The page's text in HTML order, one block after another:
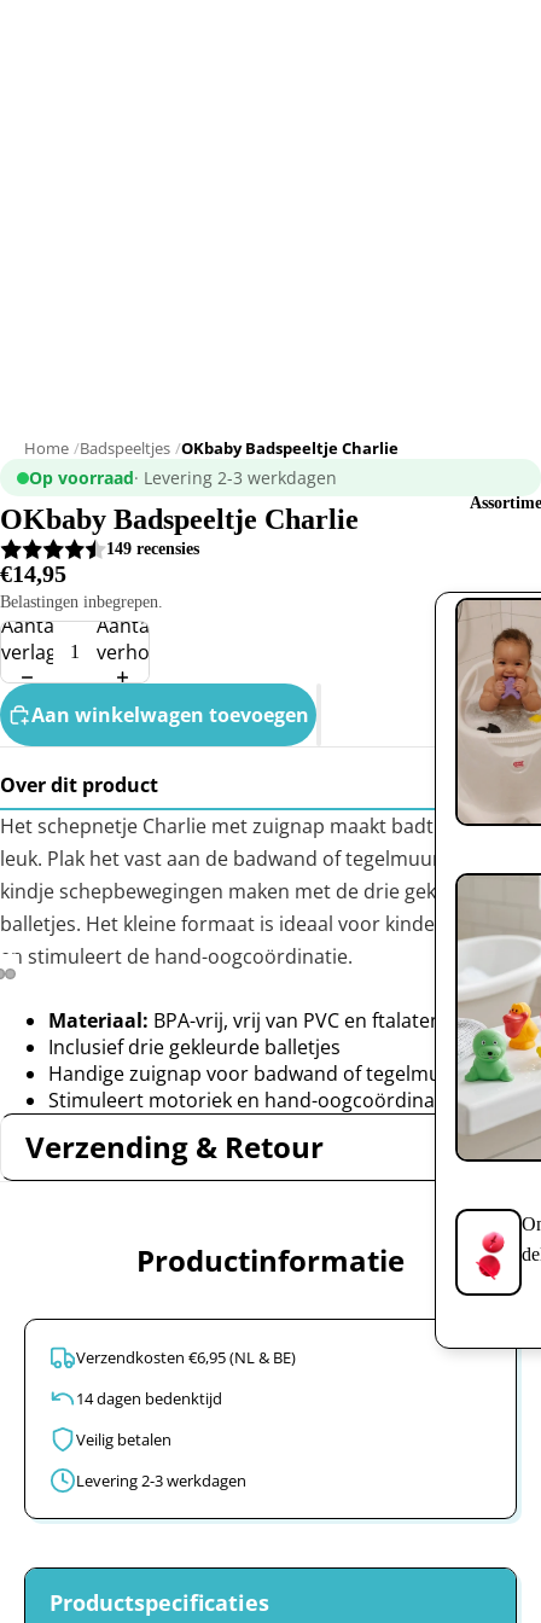
Home Badspeeltjes OKbaby Badspeeltje Charlie
Op voorraad· Levering 2-3 werkdagen
OKbaby Badspeeltje Charlie
149 recensies
€14,95
Belastingen inbegrepen.
Aantal
verlagen
Aantal
verhogen
Aan winkelwagen toevoegen
Over dit product
Het schepnetje Charlie met zuignap maakt badtijd extra
leuk. Plak het vast aan de badwand of tegelmuur en laat je
kindje schepbewegingen maken met de drie gekleurde
balletjes. Het kleine formaat is ideaal voor kinderhandjes
en stimuleert de hand-oogcoördinatie.
Materiaal: BPA-vrij, vrij van PVC en ftalaten
Inclusief drie gekleurde balletjes
Handige zuignap voor badwand of tegelmuur
Stimuleert motoriek en hand-oogcoördinatie
Verzending & Retour
Productinformatie
Verzendkosten €6,95 (NL & BE)
14 dagen bedenktijd
Veilig betalen
Levering 2-3 werkdagen
Productspecificaties